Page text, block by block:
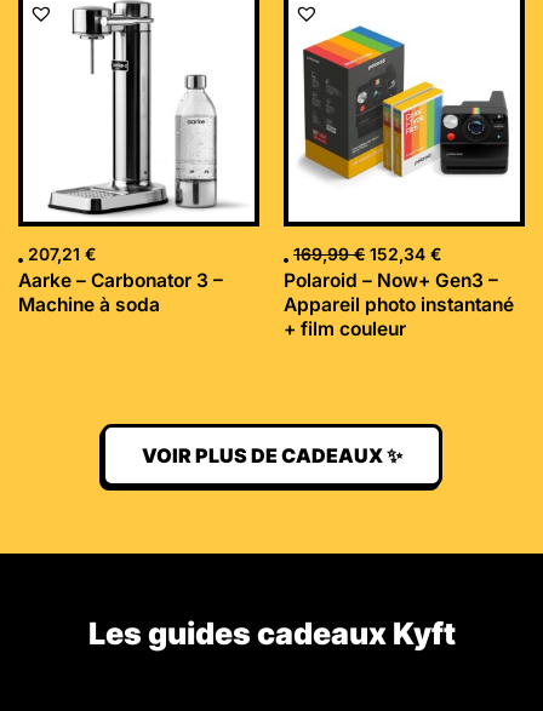
207,21 €
Aarke – Carbonator 3 –
Machine à soda
169,99€
initial
était :
169,99 €.
152,34 €
Polaroid – Now+ Gen3 –
Appareil photo instantané
+ film couleur
VOIR PLUS DE CADEAUX ✨
Les guides cadeaux Kyft​